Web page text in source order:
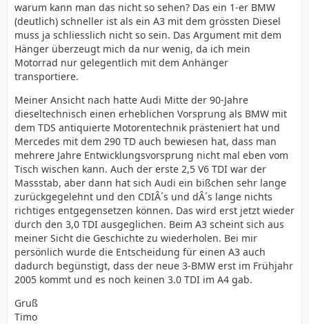
warum kann man das nicht so sehen? Das ein 1-er BMW
(deutlich) schneller ist als ein A3 mit dem grössten Diesel
muss ja schliesslich nicht so sein. Das Argument mit dem
Hänger überzeugt mich da nur wenig, da ich mein
Motorrad nur gelegentlich mit dem Anhänger
transportiere.
Meiner Ansicht nach hatte Audi Mitte der 90-Jahre
dieseltechnisch einen erheblichen Vorsprung als BMW mit
dem TDS antiquierte Motorentechnik prästeniert hat und
Mercedes mit dem 290 TD auch bewiesen hat, dass man
mehrere Jahre Entwicklungsvorsprung nicht mal eben vom
Tisch wischen kann. Auch der erste 2,5 V6 TDI war der
Massstab, aber dann hat sich Audi ein bißchen sehr lange
zurückgegelehnt und den CDIÂ´s und dÂ´s lange nichts
richtiges entgegensetzen können. Das wird erst jetzt wieder
durch den 3,0 TDI ausgeglichen. Beim A3 scheint sich aus
meiner Sicht die Geschichte zu wiederholen. Bei mir
persönlich wurde die Entscheidung für einen A3 auch
dadurch begünstigt, dass der neue 3-BMW erst im Frühjahr
2005 kommt und es noch keinen 3.0 TDI im A4 gab.
Gruß
Timo